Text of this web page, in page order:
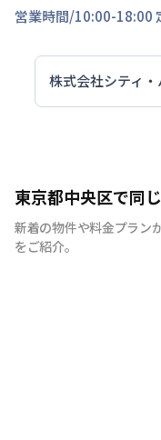
営業時間/10:00-18:00
株式会社シティ
シティマンスリーで
ご用意しております
うな物まで全て揃え
様に喜ばれています
東京都中央区で同
新着の物件や料金プラン
をご紹介。